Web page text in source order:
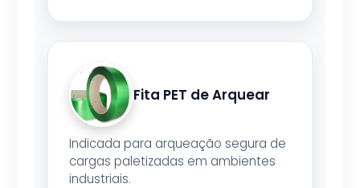
Fita PET de Arquear
Indicada para arqueação segura de
cargas paletizadas em ambientes
industriais.